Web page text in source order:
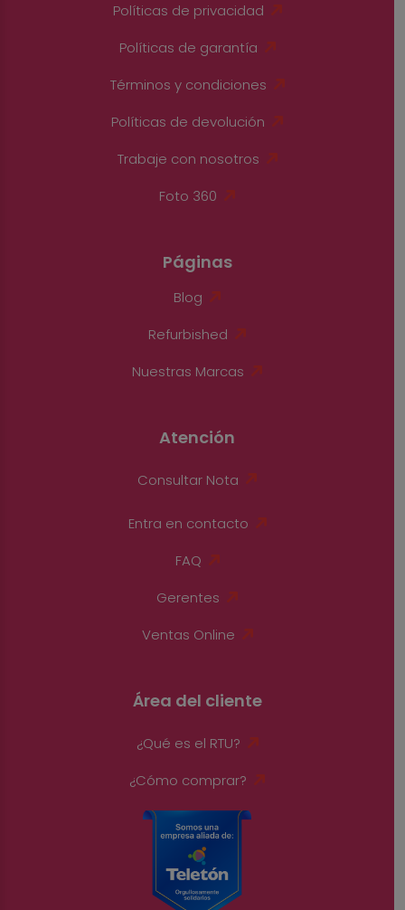
Políticas de privacidad
Políticas de garantía
Términos y condiciones
Políticas de devolución
Trabaje con nosotros
Foto 360
Páginas
Blog
Refurbished
Nuestras Marcas
Atención
Consultar Nota
Entra en contacto
FAQ
Gerentes
Ventas Online
Área del cliente
¿Qué es el RTU?
¿Cómo comprar?